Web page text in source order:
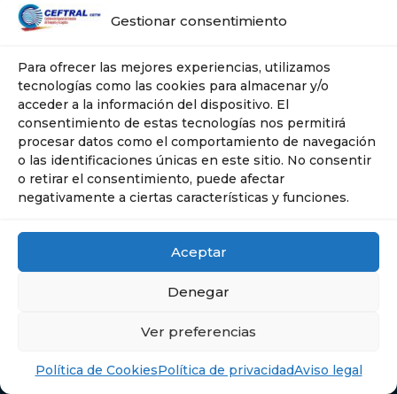
Gestionar consentimiento
Para ofrecer las mejores experiencias, utilizamos
tecnologías como las cookies para almacenar y/o
acceder a la información del dispositivo. El
consentimiento de estas tecnologías nos permitirá
procesar datos como el comportamiento de navegación
o las identificaciones únicas en este sitio. No consentir
o retirar el consentimiento, puede afectar
negativamente a ciertas características y funciones.
Aceptar
Denegar
Ver preferencias
Política de CookiesPolítica de privacidadAviso legal
Ciudad de Salta, 10 -- 28043 . MADRID